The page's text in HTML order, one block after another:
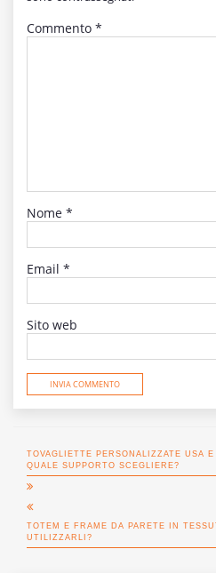
Commento *
Nome *
Email *
Sito web
TOVAGLIETTE PERSONALIZZATE USA
QUALE SUPPORTO SCEGLIERE?
TOTEM E FRAME DA PARETE IN
UTILIZZARLI?